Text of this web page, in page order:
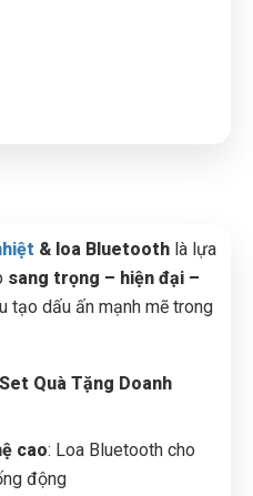
& loa Bluetooth là lựa
sang trọng – hiện đại –
tạo dấu ấn mạnh mẽ trong
Quà Tặng Doanh
cao: Loa Bluetooth cho
động